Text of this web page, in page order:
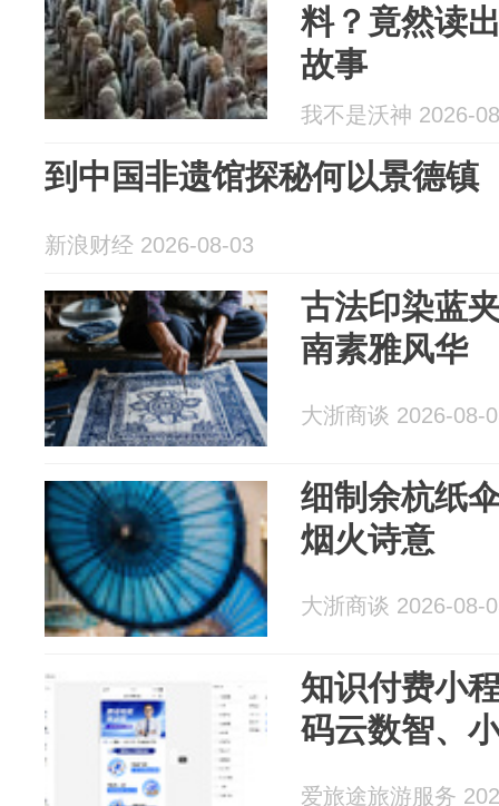
料？竟然读
故事
我不是沃神 2026-
到中国非遗馆探秘何以景德镇
新浪财经 2026-08-03
古法印染蓝
南素雅风华
大浙商谈 2026-08-
细制余杭纸
烟火诗意
大浙商谈 2026-08-
知识付费小
码云数智、
爱旅途旅游服务